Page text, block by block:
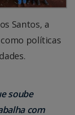
Santos, a
políticas
soube
com